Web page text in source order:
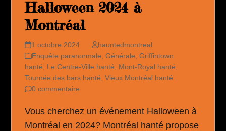
Halloween 2024 à
Montréal
1 octobre 2024
hauntedmontreal
Enquête paranormale,Générale,Griffintown
hanté, Le Centre-Ville hanté, Mont-Royal hanté,
Tournée des bars hanté,Vieux Montréal hanté
0 commentaire
Vous cherchez un événement Halloween à
Montréal en 2024? Montréal hanté propose